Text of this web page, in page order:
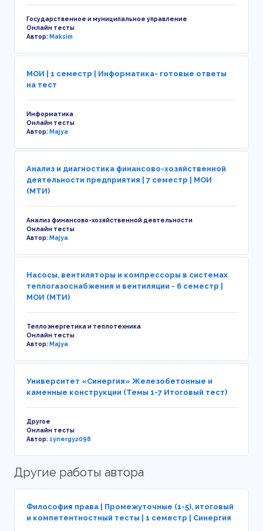
Государственное и муниципальное управление
Онлайн тесты
Автор:Maksim
МОИ | 1 семестр | Информатика- готовые ответы
на тест
Информатика
Онлайн тесты
Автор:Majya
Анализ и диагностика финансово-хозяйственной
деятельности предприятия | 7 семестр | МОИ
(МТИ)
Анализ финансово-хозяйственной деятельности
Онлайн тесты
Автор:Majya
Насосы, вентиляторы и компрессоры в системах
теплогазоснабжения и вентиляции - 6 семестр |
МОИ (МТИ)
Теплоэнергетика и теплотехника
Онлайн тесты
Автор:Majya
Университет «Синергия» Железобетонные и
каменные конструкции (Темы 1-7 Итоговый тест)
Другое
Онлайн тесты
Автор:synergy2098
Другие работы автора
Философия права | Промежуточные (1-5), итоговый
и компетентностный тесты | 1 семестр | Синергия